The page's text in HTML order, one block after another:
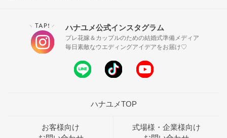
＼ TAP! ／ ハナユメ公式インスタグラム
プレ花嫁＆カップルのための結婚式準備メディア
毎日素敵なウエディングアイデアをお届け♡
ハナユメTOP
お客様向け
式場様・企業様向け